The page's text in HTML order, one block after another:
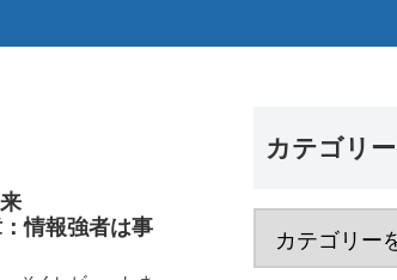
情報強者は事
カテゴリー